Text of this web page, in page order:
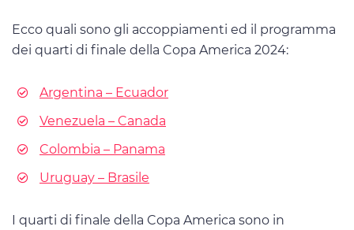
Ecco quali sono gli accoppiamenti ed il programma
dei quarti di finale della Copa America 2024:
Argentina – Ecuador
Venezuela – Canada
Colombia – Panama
Uruguay – Brasile
I quarti di finale della Copa America sono in